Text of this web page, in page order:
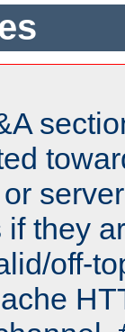
they
off-